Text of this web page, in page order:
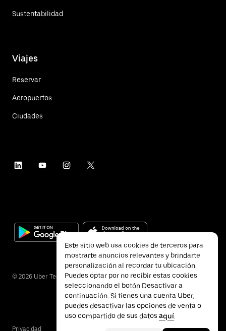
Sustentabilidad
Viajes
Reservar
Aeropuertos
Ciudades
© 2026 Uber Technologies Inc.
Privacidad
Este sitio web usa cookies de terceros para
mostrarte anuncios relevantes y brindarte
personalización al recordar tu ubicación.
Puedes optar por no recibir estas cookies
seleccionando el botón Desactivar a
continuación. Si tienes una cuenta Uber,
puedes desactivar las opciones de venta o
uso compartido de sus datos aquí.